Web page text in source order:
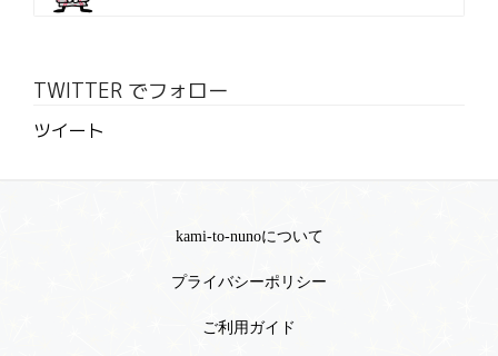
TWITTER でフォロー
ツイート
kami-to-nunoについて
プライバシーポリシー
ご利用ガイド